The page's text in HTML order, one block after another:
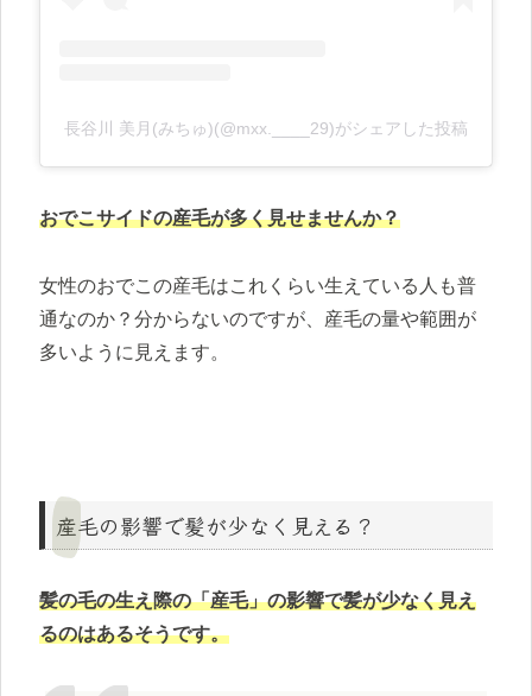
長谷川 美月(みちゅ)(@mxx.____29)がシェアした投稿
おでこサイドの産毛が多く見せませんか？
女性のおでこの産毛はこれくらい生えている人も普
通なのか？分からないのですが、産毛の量や範囲が
多いように見えます。
産毛の影響で髪が少なく見える？
髪の毛の生え際の「産毛」の影響で髪が少なく見え
るのはあるそうです。